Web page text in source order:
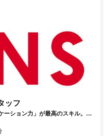
ッフ
ーション力」が最高のスキル。未